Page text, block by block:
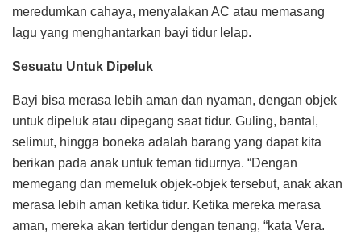
meredumkan cahaya, menyalakan AC atau memasang
lagu yang menghantarkan bayi tidur lelap.
Sesuatu Untuk Dipeluk
Bayi bisa merasa lebih aman dan nyaman, dengan objek
untuk dipeluk atau dipegang saat tidur. Guling, bantal,
selimut, hingga boneka adalah barang yang dapat kita
berikan pada anak untuk teman tidurnya. “Dengan
memegang dan memeluk objek-objek tersebut, anak akan
merasa lebih aman ketika tidur. Ketika mereka merasa
aman, mereka akan tertidur dengan tenang, “kata Vera.